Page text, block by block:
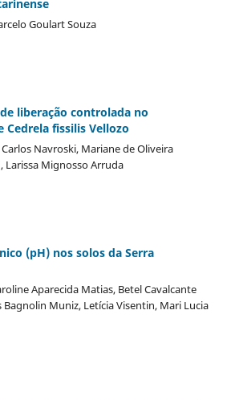
Goulart Souza
liberação controlada no
fissilis Vellozo
Navroski, Mariane de Oliveira
Larissa Mignosso Arruda
(pH) nos solos da Serra
Aparecida Matias, Betel Cavalcante
Bagnolin Muniz, Letícia Visentin, Mari Lucia